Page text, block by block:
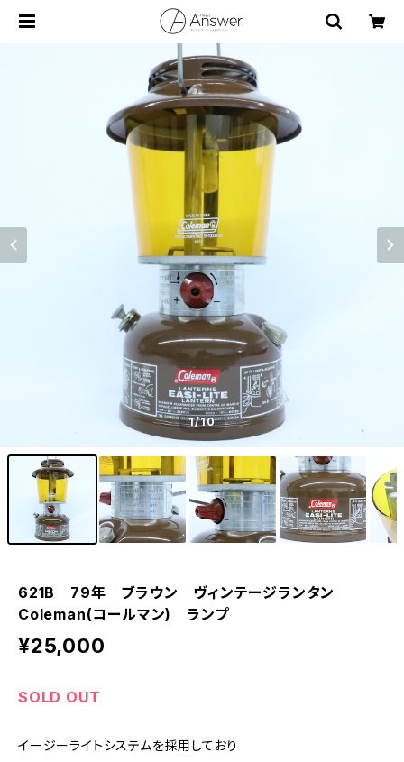
1/10
621B 79年 ブラウン ヴィンテージランタン
Coleman(コールマン) ランプ
¥25,000
SOLD OUT
イージーライトシステムを採用しており